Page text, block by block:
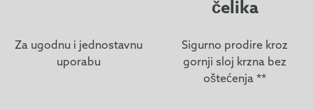
Za ugodnu i jednostavnu
uporabu
čelika
Sigurno prodire kroz
gornji sloj krzna bez
oštećenja **